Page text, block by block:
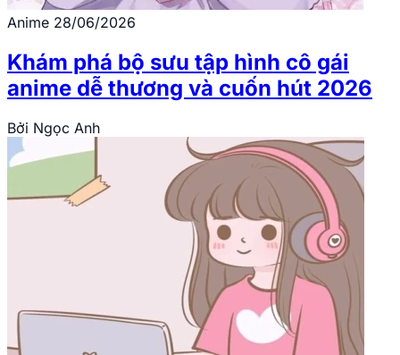
Anime 28/06/2026
Khám phá bộ sưu tập hình cô gái
anime dễ thương và cuốn hút 2026
Bởi Ngọc Anh